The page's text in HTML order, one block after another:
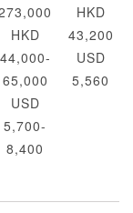
HKD
44,000-
65,000
USD
5,700-
8,400
HKD
43,200
USD
5,560